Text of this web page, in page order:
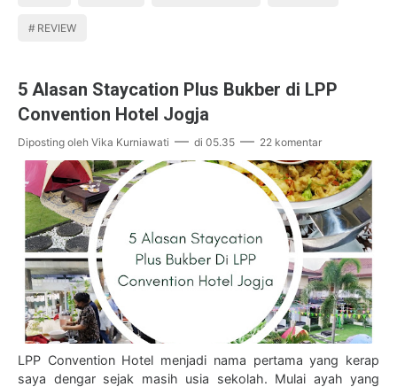
REVIEW
5 Alasan Staycation Plus Bukber di LPP
Convention Hotel Jogja
Diposting oleh Vika Kurniawati di 05.35 22 komentar
LPP Convention Hotel menjadi nama pertama yang kerap
saya dengar sejak masih usia sekolah. Mulai ayah yang